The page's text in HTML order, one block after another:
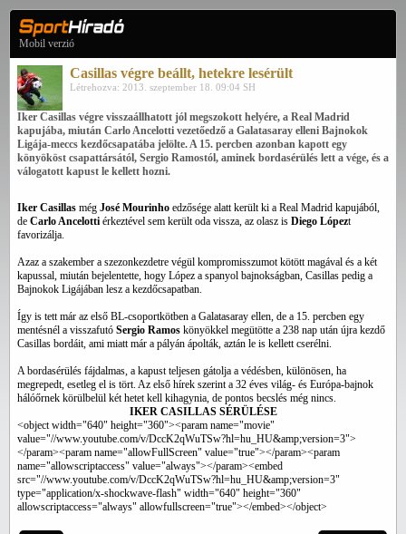
Mobil verzió
Casillas végre beállt, hetekre lesérült
Létrehozva: 2013. szeptember 18. 09:04 SH
Iker Casillas végre visszaállhatott jól megszokott helyére, a Real Madrid
kapujába, miután Carlo Ancelotti vezetőedző a Galatasaray elleni Bajnokok
Ligája-meccs kezdőcsapatába jelölte. A 15. percben azonban kapott egy
könyököst csapattársától, Sergio Ramostól, aminek bordasérülés lett a vége, és a
válogatott kapust le kellett hozni.
Iker Casillas még José Mourinho edzősége alatt került ki a Real Madrid kapujából,
de Carlo Ancelotti érkeztével sem került oda vissza, az olasz is Diego Lópezt
favorizálja.
Azaz a szakember a szezonkezdetre végül kompromisszumot kötött magával és a két
kapussal, miután bejelentette, hogy López a spanyol bajnokságban, Casillas pedig a
Bajnokok Ligájában lesz a kezdőcsapatban.
Így is tett már az első BL-csoportkötben a Galatasaray ellen, de a 15. percben egy
mentésnél a visszafutó Sergio Ramos könyökkel megütötte a 238 nap után újra kezdő
Casillas bordáit, ami miatt már a pályán ápolták, aztán le is kellett cserélni.
A bordasérülés fájdalmas, a kapust teljesen gátolja a védésben, különösen, ha
megrepedt, esetleg el is tört. Az első hírek szerint a 32 éves világ- és Európa-bajnok
hálóőrnek körülbelül két hetet kell kihagynia, de pontos becslés még nincs.
IKER CASILLAS SÉRÜLÉSE
<object width="640" height="360"><param name="movie"
value="//www.youtube.com/v/DccK2qWuTSw?hl=hu_HU&amp;version=3">
</param><param name="allowFullScreen" value="true"></param><param
name="allowscriptaccess" value="always"></param><embed
src="//www.youtube.com/v/DccK2qWuTSw?hl=hu_HU&amp;version=3"
type="application/x-shockwave-flash" width="640" height="360"
allowscriptaccess="always" allowfullscreen="true"></embed></object>